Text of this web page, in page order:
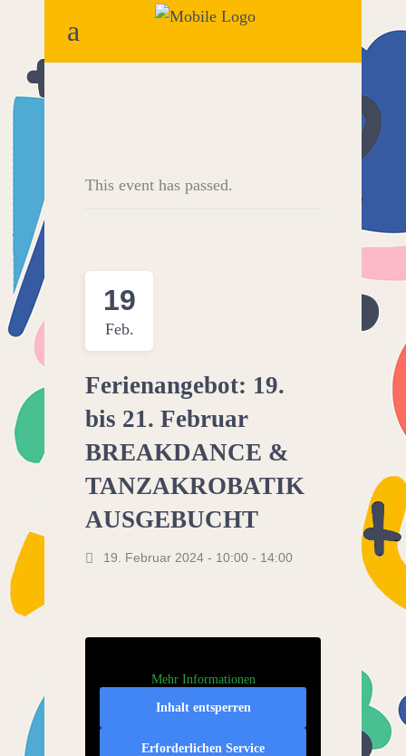
This event has passed.
19
Feb.
Ferienangebot: 19.
bis 21. Februar
BREAKDANCE &
TANZAKROBATIK
AUSGEBUCHT
19. Februar 2024 - 10:00 - 14:00
Mehr Informationen
Inhalt entsperren
Erforderlichen Service